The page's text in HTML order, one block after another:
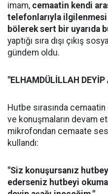
imam, cemaatin kendi
telefonlarıyla ilgilenmesi
bölerek sert bir uyarıda
yaptığı sıra dışı çıkış
gündem oldu.
"ELHAMDÜLİLLAH
Hutbe sırasında
ve konuşmaların devam
mikrofondan cemaate
kullandı:
"Siz konuşursanız
ederseniz hutbeyi